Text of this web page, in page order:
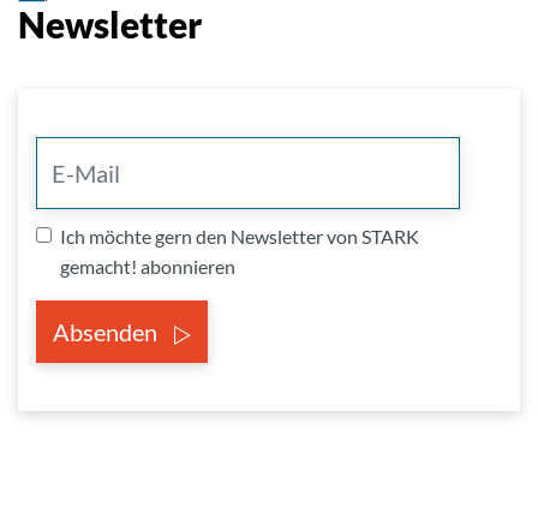
Newsletter
Ich möchte gern den Newsletter von STARK
gemacht! abonnieren
Absenden